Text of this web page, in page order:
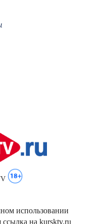
использовании
ссылка на kursktv.ru